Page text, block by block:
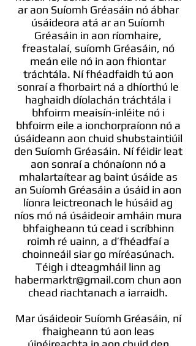
ar aon Suíomh Gréasáin nó ábhar
úsáideora atá ar an Suíomh
Gréasáin in aon ríomhaire,
freastalaí, suíomh Gréasáin, nó
meán eile nó in aon fhiontar
tráchtála. Ní fhéadfaidh tú aon
sonraí a fhorbairt ná a dhíorthú le
haghaidh díolachán tráchtála i
bhfoirm meaisín-inléite nó i
bhfoirm eile a ionchorpraíonn nó a
úsáideann aon chuid shubstaintiúil
den Suíomh Gréasáin. Ní féidir leat
aon sonraí a chónaíonn nó a
mhalartaítear ag baint úsáide as
an Suíomh Gréasáin a úsáid in aon
líonra leictreonach le húsáid ag
níos mó ná úsáideoir amháin mura
bhfaigheann tú cead i scríbhinn
roimh ré uainn, a d’fhéadfaí a
choinneáil siar go míréasúnach.
Téigh i dteagmháil linn ag
habermarktr@gmail.com chun aon
chead riachtanach a iarraidh.
Mar úsáideoir Suíomh Gréasáin, ní
fhaigheann tú aon leas